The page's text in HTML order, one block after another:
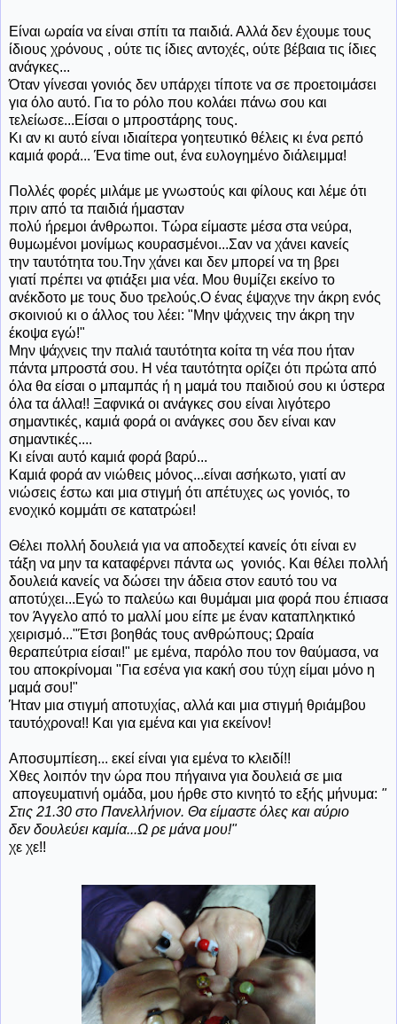
Είναι ωραία να είναι σπίτι τα παιδιά. Αλλά δεν έχουμε τους
ίδιους χρόνους , ούτε τις ίδιες αντοχές, ούτε βέβαια τις ίδιες
ανάγκες...
Όταν γίνεσαι γονιός δεν υπάρχει τίποτε να σε προετοιμάσει
για όλο αυτό. Για το ρόλο που κολάει πάνω σου και
τελείωσε...Είσαι ο μπροστάρης τους.
Κι αν κι αυτό είναι ιδιαίτερα γοητευτικό θέλεις κι ένα ρεπό
καμιά φορά... Ένα time out, ένα ευλογημένο διάλειμμα!
Πολλές φορές μιλάμε με γνωστούς και φίλους και λέμε ότι
πριν από τα παιδιά ήμασταν
πολύ ήρεμοι άνθρωποι. Τώρα είμαστε μέσα στα νεύρα,
θυμωμένοι μονίμως κουρασμένοι...Σαν να χάνει κανείς
την ταυτότητα του.Την χάνει και δεν μπορεί να τη βρει
γιατί πρέπει να φτιάξει μια νέα. Μου θυμίζει εκείνο το
ανέκδοτο με τους δυο τρελούς.Ο ένας έψαχνε την άκρη ενός
σκοινιού κι ο άλλος του λέει: "Μην ψάχνεις την άκρη την
έκοψα εγώ!"
Μην ψάχνεις την παλιά ταυτότητα κοίτα τη νέα που ήταν
πάντα μπροστά σου. Η νέα ταυτότητα ορίζει ότι πρώτα από
όλα θα είσαι ο μπαμπάς ή η μαμά του παιδιού σου κι ύστερα
όλα τα άλλα!! Ξαφνικά οι ανάγκες σου είναι λιγότερο
σημαντικές, καμιά φορά οι ανάγκες σου δεν είναι καν
σημαντικές....
Κι είναι αυτό καμιά φορά βαρύ...
Καμιά φορά αν νιώθεις μόνος...είναι ασήκωτο, γιατί αν
νιώσεις έστω και μια στιγμή ότι απέτυχες ως γονιός, το
ενοχικό κομμάτι σε κατατρώει!
Θέλει πολλή δουλειά για να αποδεχτεί κανείς ότι είναι εν
τάξη να μην τα καταφέρνει πάντα ως γονιός. Και θέλει πολλή
δουλειά κανείς να δώσει την άδεια στον εαυτό του να
αποτύχει...Εγώ το παλεύω και θυμάμαι μια φορά που έπιασα
τον Άγγελο από το μαλλί μου είπε με έναν καταπληκτικό
χειρισμό..."Έτσι βοηθάς τους ανθρώπους; Ωραία
θεραπεύτρια είσαι!" με εμένα, παρόλο που τον θαύμασα, να
του αποκρίνομαι "Για εσένα για κακή σου τύχη είμαι μόνο η
μαμά σου!"
Ήταν μια στιγμή αποτυχίας, αλλά και μια στιγμή θριάμβου
ταυτόχρονα!! Και για εμένα και για εκείνον!
Αποσυμπίεση... εκεί είναι για εμένα το κλειδί!!
Χθες λοιπόν την ώρα που πήγαινα για δουλειά σε μια
απογευματινή ομάδα, μου ήρθε στο κινητό το εξής μήνυμα: "
Στις 21.30 στο Πανελλήνιον. Θα είμαστε όλες και αύριο
δεν δουλεύει καμία...Ω ρε μάνα μου!"
χε χε!!